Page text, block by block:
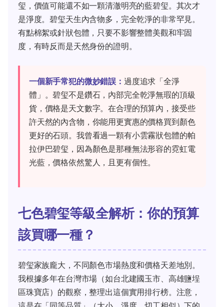
玺，價值可能還不如一顆清澈明亮的藍碧玺。其次才
是淨度。碧玺天生內含物多，完全乾淨的非常罕見。
有點棉絮或針狀包體，只要不影響整體美觀和牢固
度，有時反而是天然身份的證明。
一個新手常犯的微妙錯誤： 過度追求「全淨
體」。碧玺不是鑽石，內部完全乾淨無瑕的頂級
貨，價格是天文數字。在合理的預算內，接受些
許天然的內含物，你能用更實惠的價格買到顏色
更好的石頭。我曾看過一顆有小雲霧狀包體的帕
拉伊巴碧玺，因為顏色是那種無法形容的霓虹電
光藍，價格依然驚人，且更有個性。
七色碧玺等級全解析：你的預算
該買哪一種？
碧玺家族龐大，不同顏色市場熱度和價格天差地別。
我根據多年在台灣市場（如台北建國玉市、高雄鹽埕
區珠寶店）的觀察，整理出這個實用排行榜。注意，